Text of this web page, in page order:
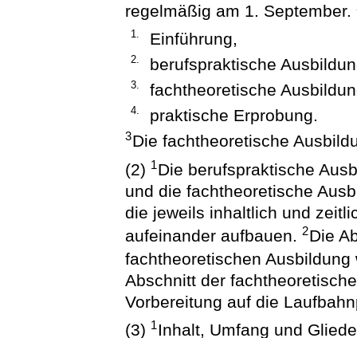
regelmäßig am 1. September.
1. Einführung,
2. berufspraktische
3. fachtheoretische
4. praktische Erprobung.
3Die fachtheoretische
(2) 1Die berufspraktische
und die fachtheoretische
die jeweils inhaltlich und
aufeinander aufbauen.2Die
fachtheoretischen
Abschnitt der
Vorbereitung auf die
(3) 1Inhalt, Umfang und